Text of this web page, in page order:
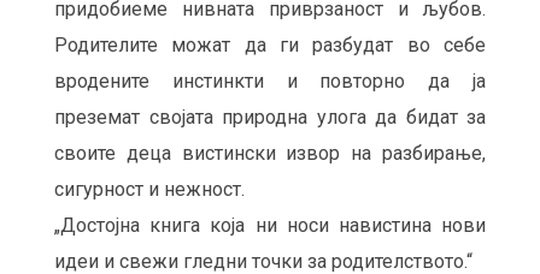
придобиеме нивната приврзаност и љубов.
Родителите можат да ги разбудат во себе
вродените инстинкти и повторно да ја
преземат својата природна улога да бидат за
своите деца вистински извор на разбирање,
сигурност и нежност.
„Достојна книга која ни носи навистина нови
идеи и свежи гледни точки за родителството.“